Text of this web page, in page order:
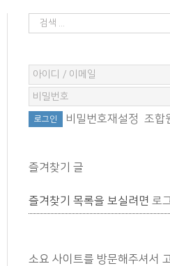
비밀번호재설정 조합
즐겨찾기 글
즐겨찾기 목록을 보실려면 로
소요 사이트를 방문해주셔서